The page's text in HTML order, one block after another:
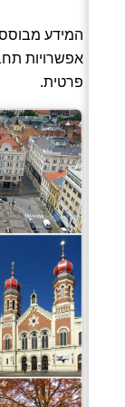
אפשרויות
פרטית.